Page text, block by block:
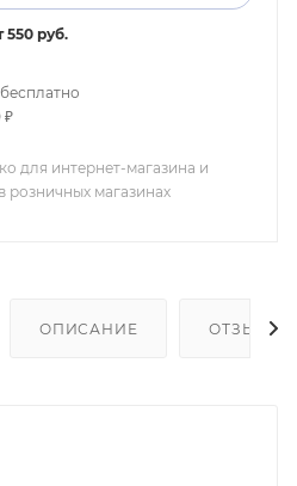
550 руб.
₽
для интернет-магазина и
розничных магазинах
ОПИСАНИЕ ОТЗЫВЫ